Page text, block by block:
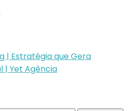
| Estratégia que Gera
| Yet Agência